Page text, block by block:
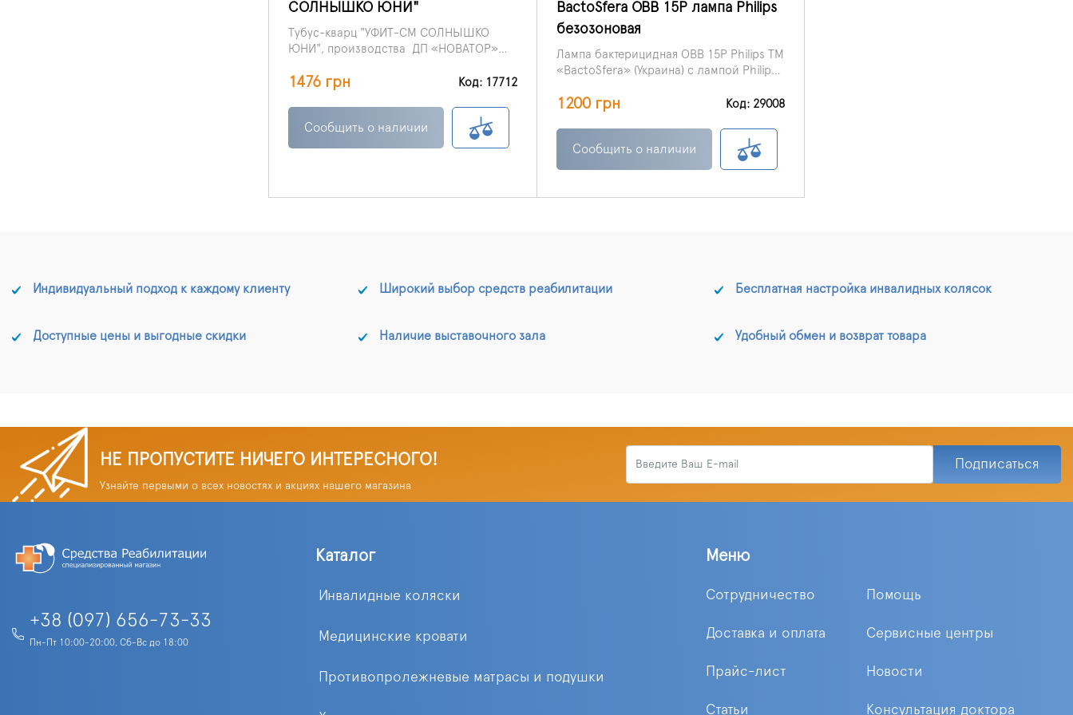
СОЛНЫШКО ЮНИ"
Тубус-кварц "УФИТ-СМ СОЛНЫШКО
ЮНИ", производства ДП «НОВАТОР»
ультрафиолетовым светом с длиной
и детей.
1476 грн Код: 17712
Сообщить о наличии
BactoSfera OBB 15P лампа Philips
безозоновая
Лампа бактерицидная OBB 15P Philips ТМ
«BactoSfera» (Украина) с лампой Philips
для проведения обеззараживания
поверхностей с целью уничтожения
вирусов и бактерий.
Philips: небьющаяся безозоновая
бактерицидная лампа, 9000 ч.
Можно не проветривать комнату.
1200 грн Код: 29008
Сообщить о наличии
Индивидуальный подход к каждому клиенту Широкий выбор средств реабилитации
Доступные цены и выгодные скидки Наличие выставочного зала
Бесплатная настройка инвалидных колясок
Удобный обмен и возврат товара
НЕ ПРОПУСТИТЕ НИЧЕГО ИНТЕРЕСНОГО!
Узнайте первыми о всех новостях и акциях нашего магазина
Подписаться
+38 (097) 656-73-33
Пн-Пт 10:00-20:00, Сб-Вс до 18:00
Каталог
Инвалидные коляски
Медицинские кровати
Противопролежневые матрасы и подушки
Меню
Сотрудничество Помощь
Доставка и оплата Сервисные центры
Прайс-лист Новости
Статьи Консультация доктора